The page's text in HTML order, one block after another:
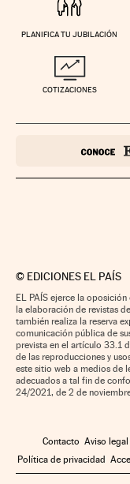
PLANIFICA TU JUBILACIÓN
COTIZACIONES
© EDICIONES EL PAÍS
EL PAÍS ejerce la
la elaboración de revistas
también realiza la reserva
comunicación pública de
prevista en el artículo 33.1
de las reproducciones y
este sitio web a medios de
adecuados a tal fin de
24/2021, de 2 de
Contacto Aviso legal
Política de privacidad